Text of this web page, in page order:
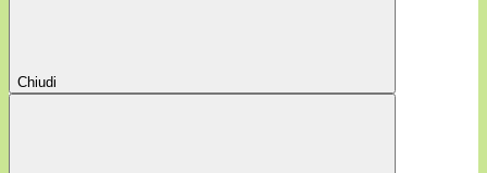
Chiudi